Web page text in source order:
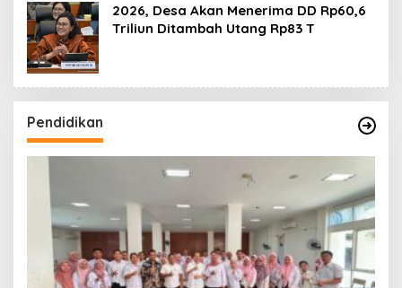
2026, Desa Akan Menerima DD Rp60,6
Triliun Ditambah Utang Rp83 T
Pendidikan